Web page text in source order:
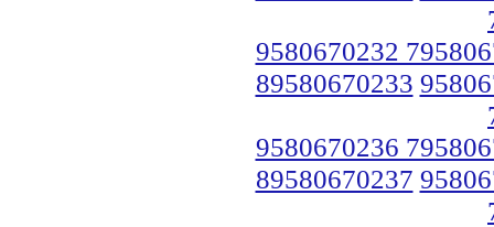
9580670232
89580670233
9580670236
89580670237